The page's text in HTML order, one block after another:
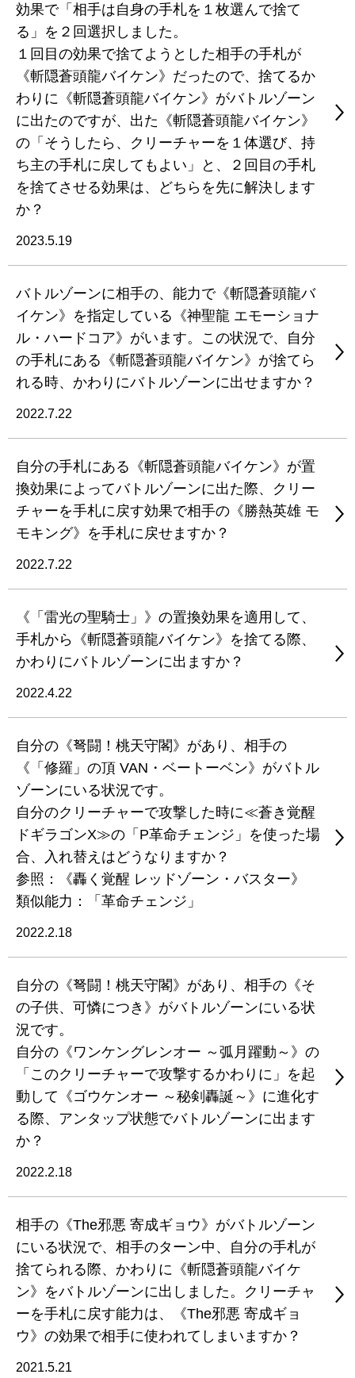
効果で「相手は自身の手札を１枚選んで捨て
る」を２回選択しました。
１回目の効果で捨てようとした相手の手札が
《斬隠蒼頭龍バイケン》だったので、捨てるか
わりに《斬隠蒼頭龍バイケン》がバトルゾーン
に出たのですが、出た《斬隠蒼頭龍バイケン》
の「そうしたら、クリーチャーを１体選び、持
ち主の手札に戻してもよい」と、２回目の手札
を捨てさせる効果は、どちらを先に解決します
か？
2023.5.19
バトルゾーンに相手の、能力で《斬隠蒼頭龍バ
イケン》を指定している《神聖龍 エモーショナ
ル・ハードコア》がいます。この状況で、自分
の手札にある《斬隠蒼頭龍バイケン》が捨てら
れる時、かわりにバトルゾーンに出せますか？
2022.7.22
自分の手札にある《斬隠蒼頭龍バイケン》が置
換効果によってバトルゾーンに出た際、クリー
チャーを手札に戻す効果で相手の《勝熱英雄 モ
モキング》を手札に戻せますか？
2022.7.22
《「雷光の聖騎士」》の置換効果を適用して、
手札から《斬隠蒼頭龍バイケン》を捨てる際、
かわりにバトルゾーンに出ますか？
2022.4.22
自分の《弩闘！桃天守閣》があり、相手の
《「修羅」の頂 VAN・ベートーベン》がバトル
ゾーンにいる状況です。
自分のクリーチャーで攻撃した時に≪蒼き覚醒
ドギラゴンX≫の「P革命チェンジ」を使った場
合、入れ替えはどうなりますか？
参照：《轟く覚醒 レッドゾーン・バスター》
類似能力：「革命チェンジ」
2022.2.18
自分の《弩闘！桃天守閣》があり、相手の《そ
の子供、可憐につき》がバトルゾーンにいる状
況です。
自分の《ワンケングレンオー ～弧月躍動～》の
「このクリーチャーで攻撃するかわりに」を起
動して《ゴウケンオー ～秘剣轟誕～》に進化す
る際、アンタップ状態でバトルゾーンに出ます
か？
2022.2.18
相手の《The邪悪 寄成ギョウ》がバトルゾーン
にいる状況で、相手のターン中、自分の手札が
捨てられる際、かわりに《斬隠蒼頭龍バイケ
ン》をバトルゾーンに出しました。クリーチャ
ーを手札に戻す能力は、《The邪悪 寄成ギョ
ウ》の効果で相手に使われてしまいますか？
2021.5.21